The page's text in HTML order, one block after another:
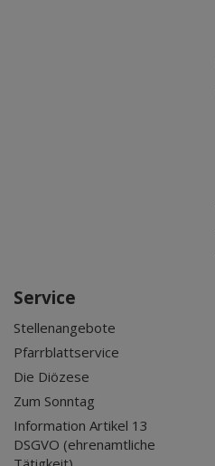
Service
Stellenangebote
Pfarrblattservice
Die Diözese
Zum Sonntag
Information Artikel 13
DSGVO (ehrenamtliche